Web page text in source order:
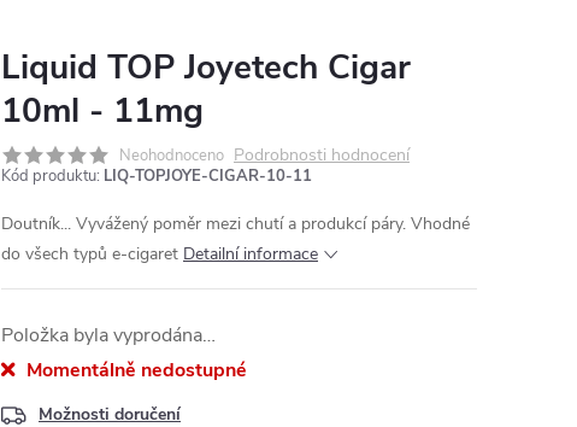
Liquid TOP Joyetech Cigar
10ml - 11mg
Neohodnoceno Podrobnosti hodnocení
Kód produktu: LIQ-TOPJOYE-CIGAR-10-11
Doutník... Vyvážený poměr mezi chutí a produkcí páry. Vhodné
do všech typů e-cigaret Detailní informace
Položka byla vyprodána…
Momentálně nedostupné
Možnosti doručení